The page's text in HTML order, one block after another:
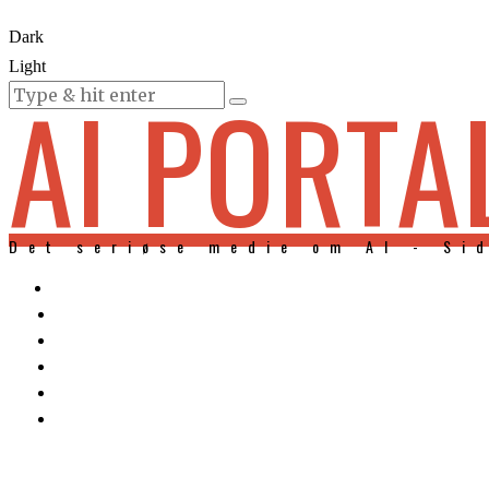
Dark
Light
KURSER
AI
Det seriøse medie om AI -